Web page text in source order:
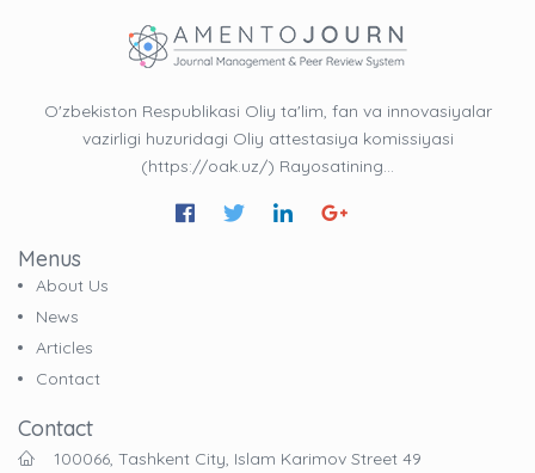
O'zbekiston Respublikasi Oliy ta'lim, fan va innovasiyalar
vazirligi huzuridagi Oliy attestasiya komissiyasi
(https://oak.uz/) Rayosatining…
Menus
About Us
News
Articles
Contact
Contact
100066, Tashkent City, Islam Karimov Street 49